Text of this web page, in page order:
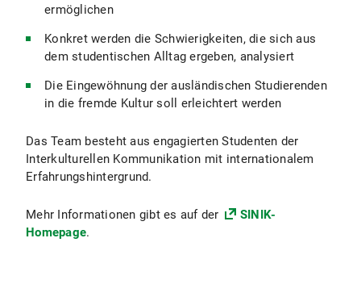
ermöglichen
Konkret werden die Schwierigkeiten, die sich aus
dem studentischen Alltag ergeben, analysiert
Die Eingewöhnung der ausländischen Studierenden
in die fremde Kultur soll erleichtert werden
Das Team besteht aus engagierten Studenten der
Interkulturellen Kommunikation mit internationalem
Erfahrungshintergrund.
Mehr Informationen gibt es auf der
SINIK-
Homepage.